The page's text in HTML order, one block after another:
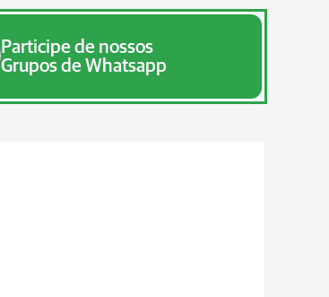
Participe de nossos
Grupos de Whatsapp